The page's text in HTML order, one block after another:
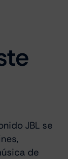
JBL se
de